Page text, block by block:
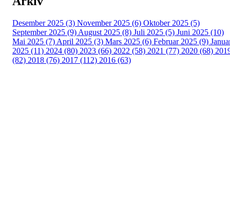
Desember 2025 (3) November 2025 (6) Oktober 2025 (5)
September 2025 (9) August 2025 (8) Juli 2025 (5) Juni 2025 (10)
Mai 2025 (7) April 2025 (3) Mars 2025 (6) Februar 2025 (9)
2025 (11) 2024 (80) 2023 (66) 2022 (58) 2021 (77) 2020 (68)
(82) 2018 (76) 2017 (112) 2016 (63)